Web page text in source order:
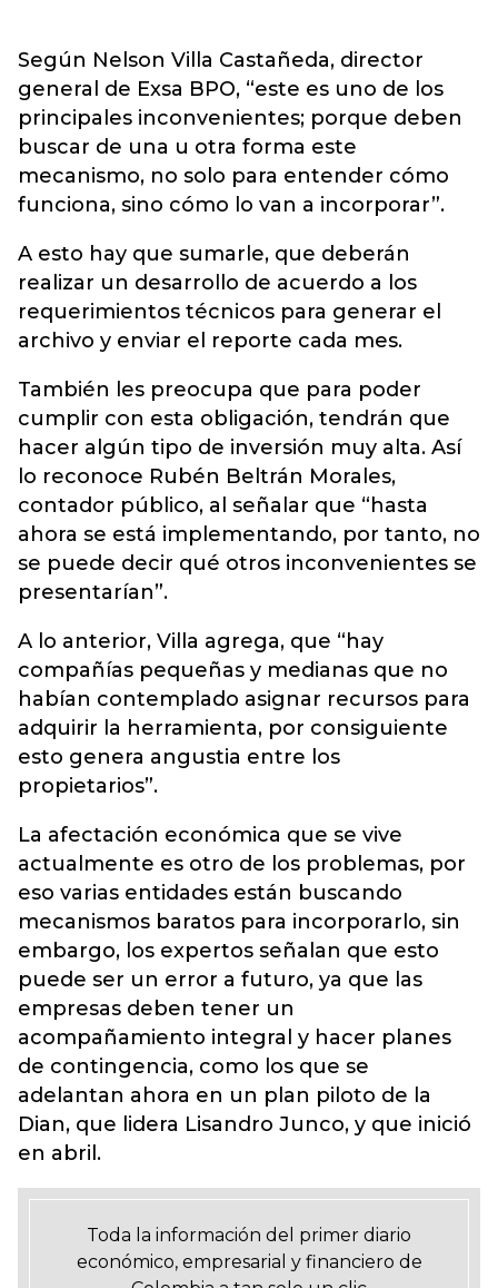
Según Nelson Villa Castañeda, director
general de Exsa BPO, “este es uno de los
principales inconvenientes; porque deben
buscar de una u otra forma este
mecanismo, no solo para entender cómo
funciona, sino cómo lo van a incorporar”.
A esto hay que sumarle, que deberán
realizar un desarrollo de acuerdo a los
requerimientos técnicos para generar el
archivo y enviar el reporte cada mes.
También les preocupa que para poder
cumplir con esta obligación, tendrán que
hacer algún tipo de inversión muy alta. Así
lo reconoce Rubén Beltrán Morales,
contador público, al señalar que “hasta
ahora se está implementando, por tanto, no
se puede decir qué otros inconvenientes se
presentarían”.
A lo anterior, Villa agrega, que “hay
compañías pequeñas y medianas que no
habían contemplado asignar recursos para
adquirir la herramienta, por consiguiente
esto genera angustia entre los
propietarios”.
La afectación económica que se vive
actualmente es otro de los problemas, por
eso varias entidades están buscando
mecanismos baratos para incorporarlo, sin
embargo, los expertos señalan que esto
puede ser un error a futuro, ya que las
empresas deben tener un
acompañamiento integral y hacer planes
de contingencia, como los que se
adelantan ahora en un plan piloto de la
Dian, que lidera Lisandro Junco, y que inició
en abril.
Toda la información del primer diario
económico, empresarial y financiero de